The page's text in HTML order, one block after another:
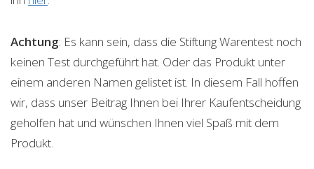
Achtung: Es kann sein, dass die Stiftung Warentest noch
keinen Test durchgeführt hat. Oder das Produkt unter
einem anderen Namen gelistet ist. In diesem Fall hoffen
wir, dass unser Beitrag Ihnen bei Ihrer Kaufentscheidung
geholfen hat und wünschen Ihnen viel Spaß mit dem
Produkt.